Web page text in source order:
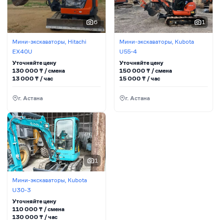
6
Мини-экскаваторы, Hitachi
EX40U
Уточняйте цену
130 000 ₸ / сменa
13 000 ₸ / час
г. Астана
1
Мини-экскаваторы, Kubota
U55-4
Уточняйте цену
150 000₸ / сменa
15 000₸ / час
г. Астана
1
Мини-экскаваторы, Kubota
U30-3
Уточняйте цену
110 000 ₸ / сменa
130 000 ₸ / час